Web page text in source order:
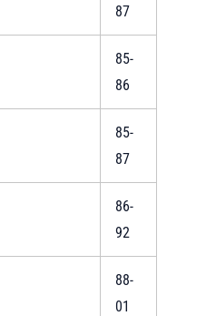
87
85-
86
85-
87
86-
92
88-
01